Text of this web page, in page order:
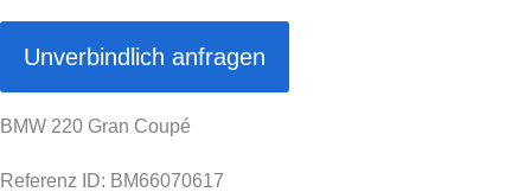
Unverbindlich anfragen
BMW 220 Gran Coupé
Referenz ID: BM66070617